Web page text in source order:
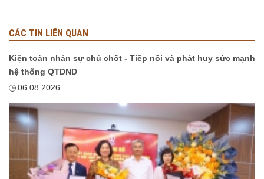
CÁC TIN LIÊN QUAN
Kiện toàn nhân sự chủ chốt - Tiếp nối và phát huy sức mạnh
hệ thống QTDND
06.08.2026